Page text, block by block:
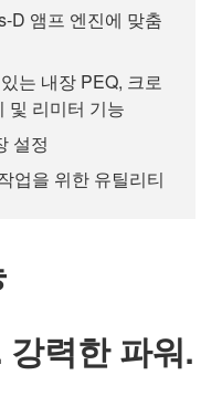
D 앰프 엔진에 맞춤
는 내장 PEQ, 크로
및 리미터 기능
설정
업을 위한 유틸리티
력한 파워.